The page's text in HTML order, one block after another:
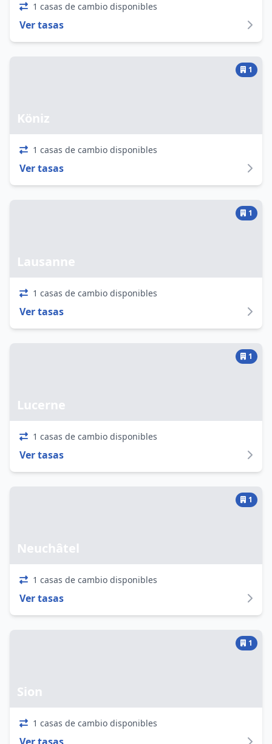
1 casas de cambio disponibles
Ver tasas
Köniz
1
1 casas de cambio disponibles
Ver tasas
Lausanne
1
1 casas de cambio disponibles
Ver tasas
Lucerne
1
1 casas de cambio disponibles
Ver tasas
Neuchâtel
1
1 casas de cambio disponibles
Ver tasas
Sion
1
1 casas de cambio disponibles